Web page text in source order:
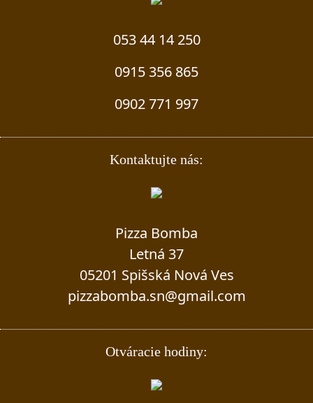
053 44 14 250
0915 356 865
0902 771 997
Kontaktujte nás:
Pizza Bomba
Letná 37
05201 Spišská Nová Ves
pizzabomba.sn@gmail.com
Otváracie hodiny: